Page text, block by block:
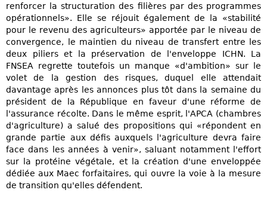
renforcer la structuration des filières par des programmes
opérationnels». Elle se réjouit également de la «stabilité
pour le revenu des agriculteurs» apportée par le niveau de
convergence, le maintien du niveau de transfert entre les
deux piliers et la préservation de l'enveloppe ICHN. La
FNSEA regrette toutefois un manque «d'ambition» sur le
volet de la gestion des risques, duquel elle attendait
davantage après les annonces plus tôt dans la semaine du
président de la République en faveur d'une réforme de
l'assurance récolte. Dans le même esprit, l'APCA (chambres
d'agriculture) a salué des propositions qui «répondent en
grande partie aux défis auxquels l'agriculture devra faire
face dans les années à venir», saluant notamment l'effort
sur la protéine végétale, et la création d'une enveloppée
dédiée aux Maec forfaitaires, qui ouvre la voie à la mesure
de transition qu'elles défendent.